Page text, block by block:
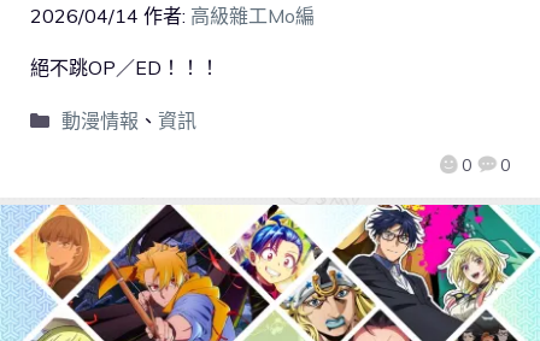
2026/04/14 作者: 高級雜工Mo編
0 0
絕不跳OP／ED！！！
動漫情報 、 資訊